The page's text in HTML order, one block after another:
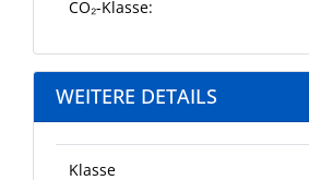
CO₂-Klasse:
WEITERE DETAILS
Klasse